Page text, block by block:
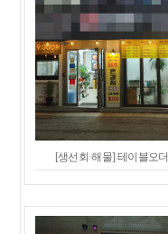
[생선회·해물] 테이블오더